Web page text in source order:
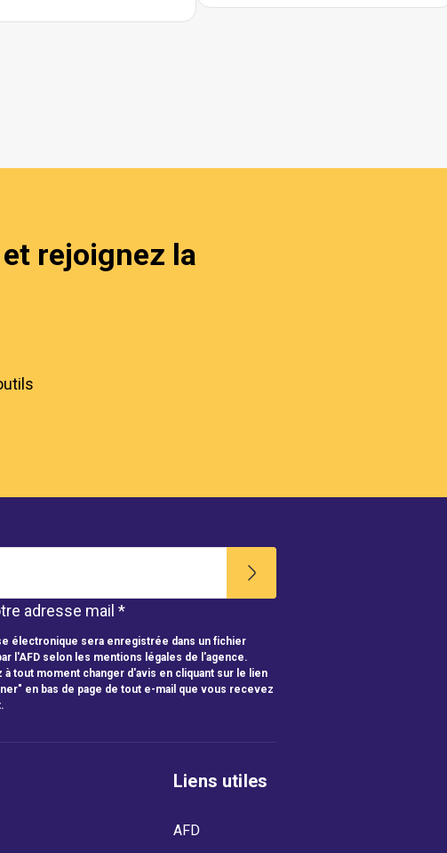
rejoignez la
adresse mail *
électronique sera enregistrée dans un fichier
l'AFD selon les mentions légales de l'agence.
à tout moment changer d'avis en cliquant sur le lien
en bas de page de tout e-mail que vous recevez
Liens utiles
AFD